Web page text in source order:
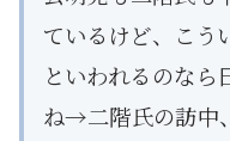
ているけど、こう
といわれるのなら
ね→二階氏の訪中